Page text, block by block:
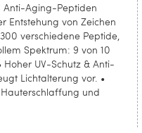
Anti-Aging-Peptiden
Entstehung von Zeichen
verschiedene Peptide,
Spektrum: 9 von 10
UV-Schutz & Anti-
Lichtalterung vor. •
und